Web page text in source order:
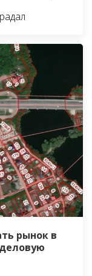
рынок в